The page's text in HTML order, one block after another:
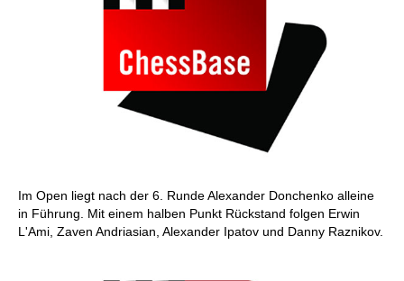
Im Open liegt nach der 6. Runde Alexander Donchenko alleine
in Führung. Mit einem halben Punkt Rückstand folgen Erwin
L'Ami, Zaven Andriasian, Alexander Ipatov und Danny Raznikov.